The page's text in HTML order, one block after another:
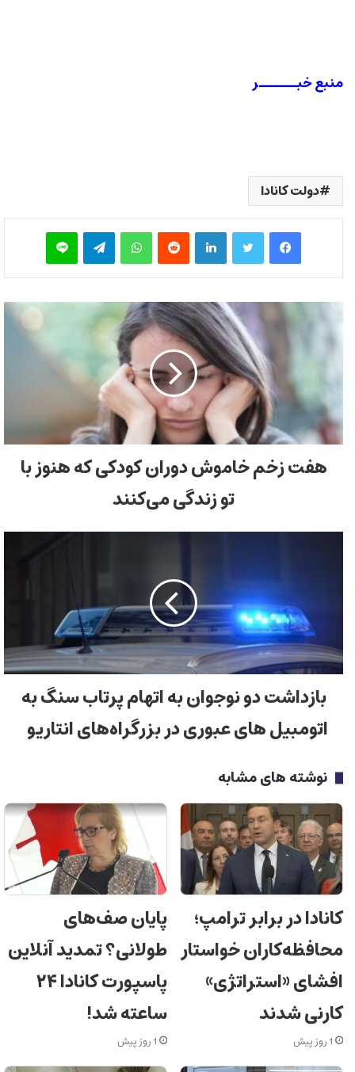
منبع خبــــــر
دولت کانادا
فیس بوک توییتر لینکدین‫رددیت واتس آپ تلگرام لاین
هفت زخم خاموش دوران کودکی که هنوز با
تو زندگی می‌کنند
بازداشت دو نوجوان به‌ اتهام پرتاب سنگ به
اتومبیل های عبوری در بزرگراه‌های انتاریو
نوشته های مشابه
کانادا در برابر ترامپ؛
محافظه‌کاران خواستار
افشای «استراتژی»
کارنی شدند
1 روز پیش
پایان صف‌های
طولانی؟ تمدید آنلاین
پاسپورت کانادا ۲۴
ساعته شد!
1 روز پیش